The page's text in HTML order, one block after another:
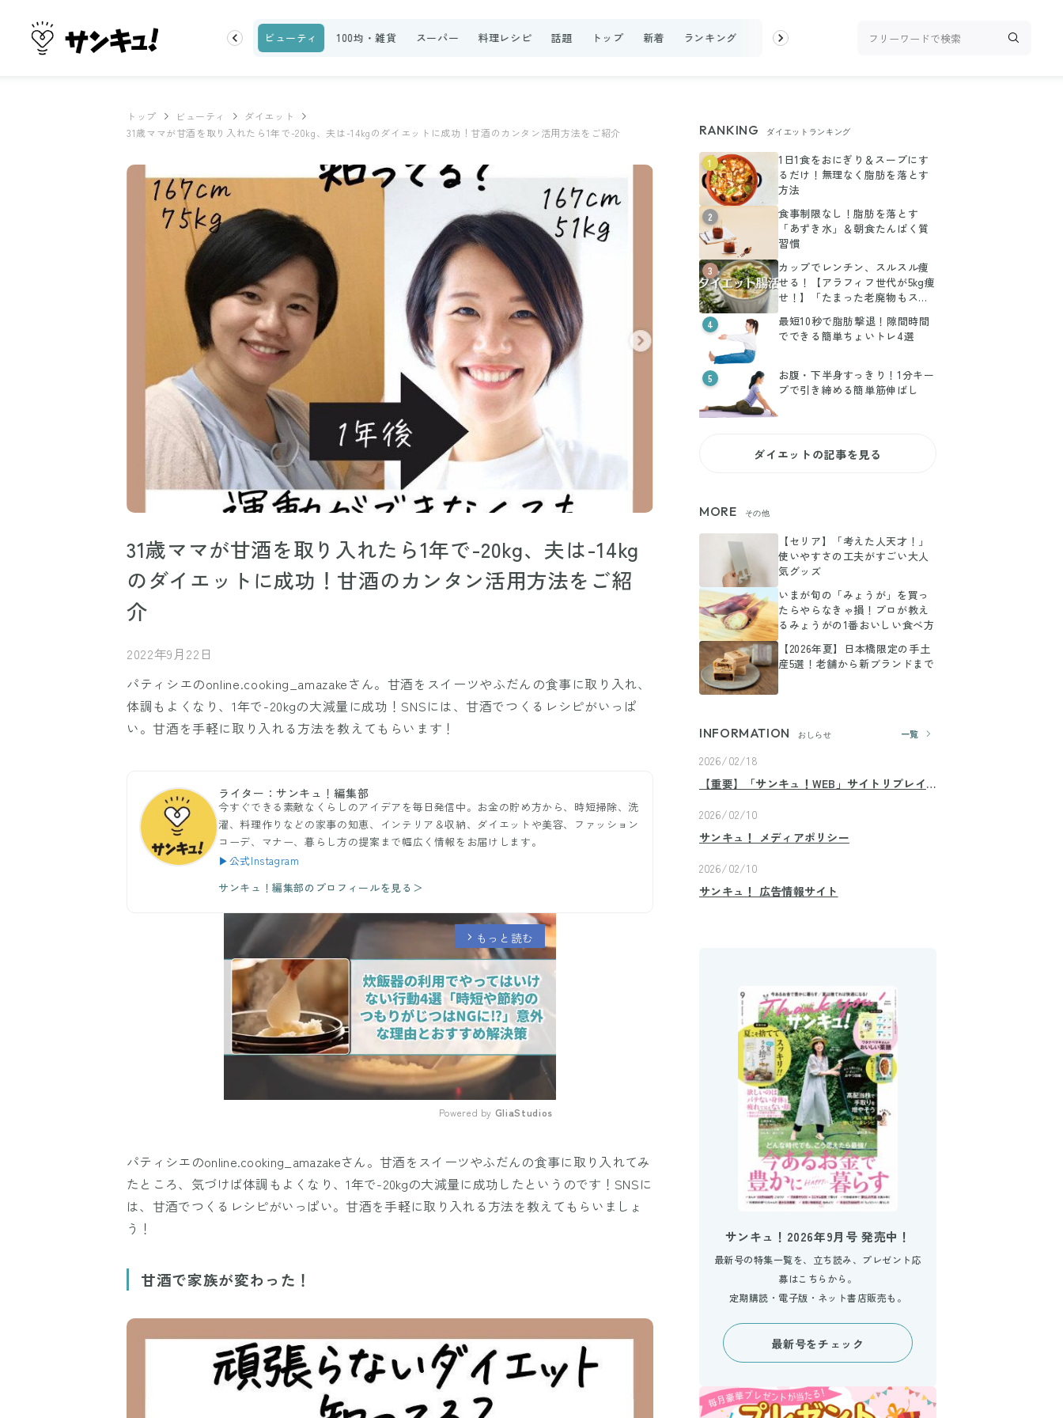
ランキング お金 家事テク 収納・片付け ビューティ 100均・雑貨 スーパー 料理レシピ 話題 トップ 新着 ランキング お金 収納・片付け ビューティ 100均・
トップ ビューティ
ダイエット
31歳ママが甘酒を取り入れたら1年で-20kg、夫は-14kgのダイエットに成功！甘酒のカンタン活用方法をご紹介
31歳ママが甘酒を取り入れたら1年で-20kg、夫は-14kg
のダイエットに成功！甘酒のカンタン活用方法をご紹
介
2022年9月22日
パティシエのonline.cooking_amazakeさん。甘酒をスイーツやふだんの食事に取り入れ、
体調もよくなり、1年で-20kgの大減量に成功！SNSには、甘酒でつくるレシピがいっぱ
い。甘酒を手軽に取り入れる方法を教えてもらいます！
ライター：サンキュ！編集部
今すぐできる素敵なくらしのアイデアを毎日発信中。お金の貯め方から、時短掃除、洗
濯、料理作りなどの家事の知恵、インテリア＆収納、ダイエットや美容、ファッション
コーデ、マナー、暮らし方の提案まで幅広く情報をお届けします。
▶公式Instagram
サンキュ！編集部のプロフィールを見る＞
arrow_forward_ios もっと読む
Mute
Powered by GliaStudios
パティシエのonline.cooking_amazakeさん。甘酒をスイーツやふだんの食事に取り入れてみ
たところ、気づけば体調もよくなり、1年で-20kgの大減量に成功したというのです！SNSに
は、甘酒でつくるレシピがいっぱい。甘酒を手軽に取り入れる方法を教えてもらいましょ
う！
甘酒で家族が変わった！
RANKING ダイエットランキング
1
1日1食をおにぎり＆スープにす
るだけ！無理なく脂肪を落とす
方法
2
食事制限なし！脂肪を落とす
「あずき水」＆朝食たんぱく質
習慣
3
カップでレンチン、スルスル痩
せる！【アラフィフ世代が5kg痩
せ！】「たまった老廃物もスッ
4
最短10秒で脂肪撃退！隙間時間
でできる簡単ちょいトレ4選
5
お腹・下半身すっきり！1分キー
プで引き締める簡単筋伸ばし
ダイエットの記事を見る
MORE その他
【セリア】「考えた人天才！」
使いやすさの工夫がすごい大人
気グッズ
いまが旬の「みょうが」を買っ
たらやらなきゃ損！プロが教え
るみょうがの1番おいしい食べ方
【2026年夏】日本橋限定の手土
産5選！老舗から新ブランドまで
INFORMATION おしらせ 一覧
2026/02/18
【重要】「サンキュ！WEB」サイトリプレイ
2026/02/10
サンキュ！ メディアポリシー
2026/02/10
サンキュ！ 広告情報サイト
サンキュ！2026年9月号 発売中！
最新号の特集一覧を、立ち読み、プレゼント応
募はこちらから。
定期購読・電子版・ネット書店販売も。
最新号をチェック